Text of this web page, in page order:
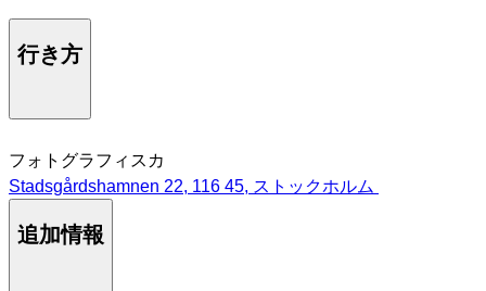
行き方
フォトグラフィスカ
Stadsgårdshamnen 22, 116 45, ストックホルム
追加情報